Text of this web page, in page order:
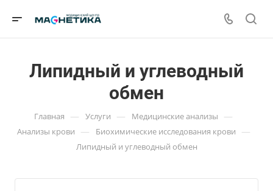
Липидный и углеводный
обмен
Главная — Услуги — Медицинские анализы —
Анализы крови — Биохимические исследования крови —
Липидный и углеводный обмен